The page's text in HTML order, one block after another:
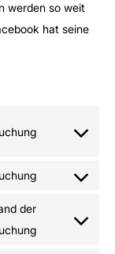
werden so weit
hat seine
der